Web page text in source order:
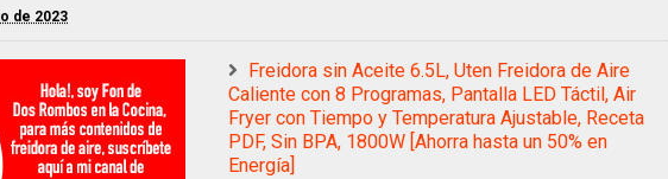
de 2023
Freidora sin Aceite 6.5L, Uten Freidora de Aire
Caliente con 8 Programas, Pantalla LED Táctil, Air
Fryer con Tiempo y Temperatura Ajustable, Receta
PDF, Sin BPA, 1800W [Ahorra hasta un 50% en
Energía]